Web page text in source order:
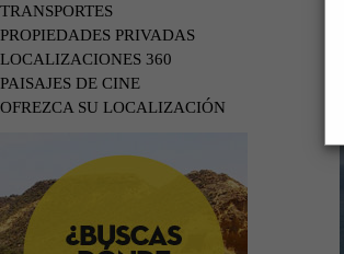
TRANSPORTES
PROPIEDADES PRIVADAS
LOCALIZACIONES 360
PAISAJES DE CINE
OFREZCA SU LOCALIZACIÓN